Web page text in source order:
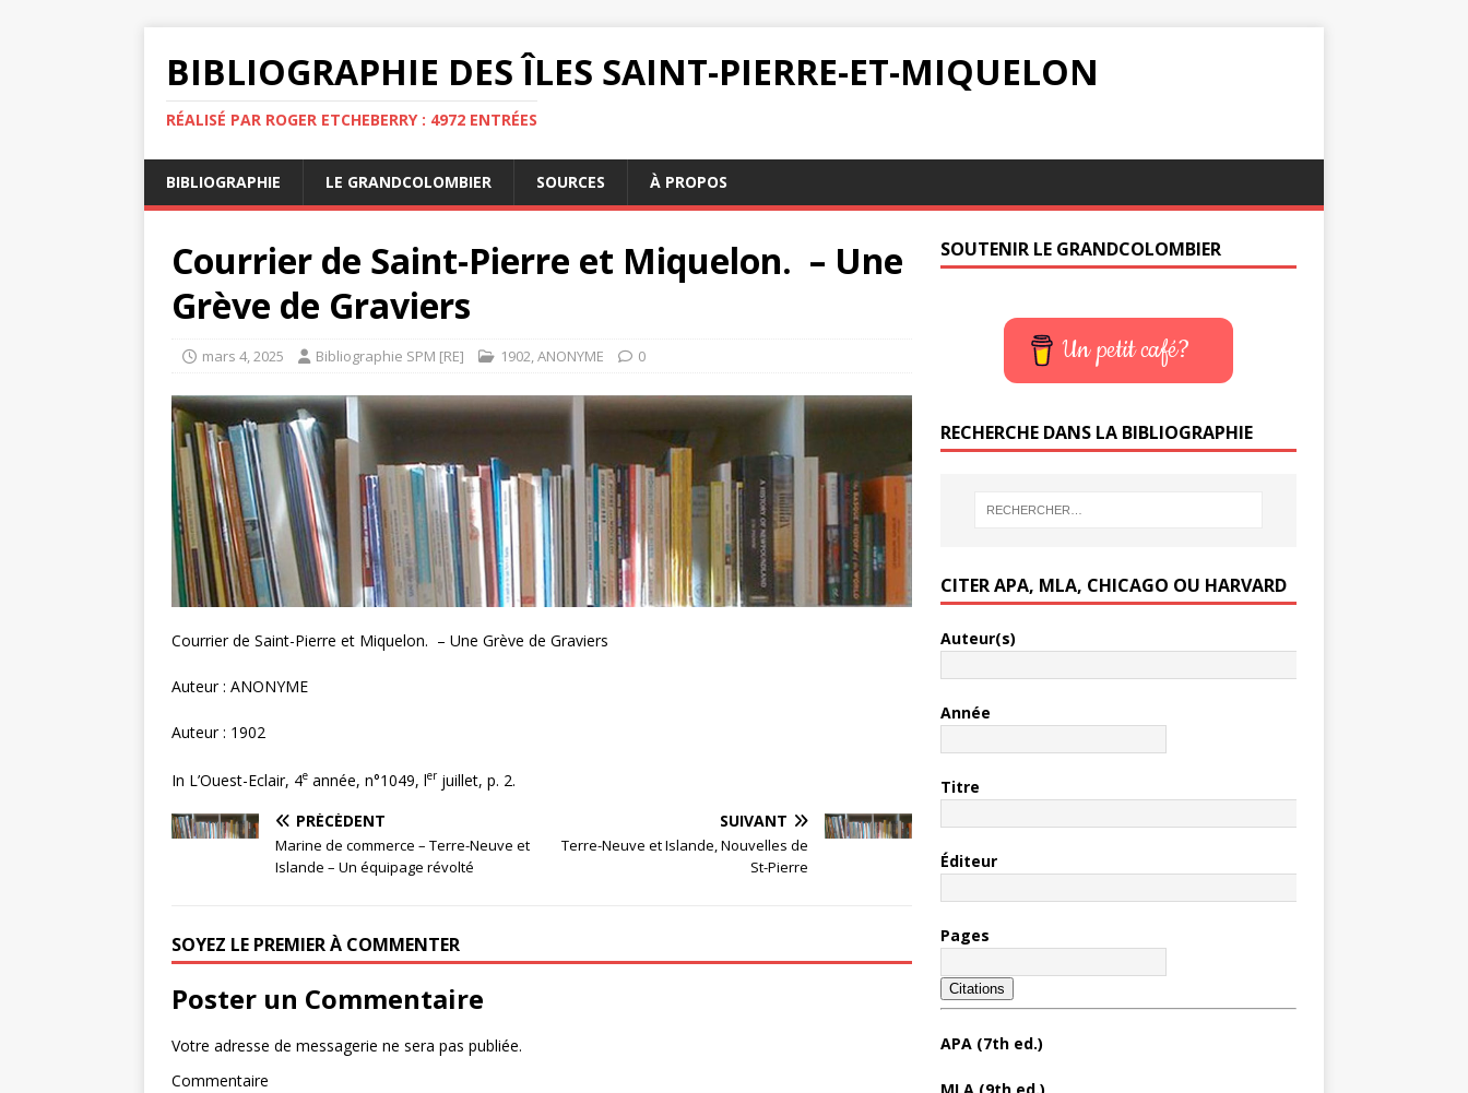
BIBLIOGRAPHIE DES ÎLES SAINT-PIERRE-ET-MIQUELON
RÉALISÉ PAR ROGER ETCHEBERRY : 4972 ENTRÉES
BIBLIOGRAPHIE LE GRANDCOLOMBIER SOURCES À PROPOS
Courrier de Saint-Pierre et Miquelon. – Une
Grève de Graviers
mars 4, 2025 Bibliographie SPM [RE] 1902,ANONYME 0
Courrier de Saint-Pierre et Miquelon. – Une Grève de Graviers
Auteur : ANONYME
Auteur : 1902
In L’Ouest-Eclair, 4e année, n°1049, lerjuillet, p. 2.
PRÉCÉDENT
Marine de commerce – Terre-Neuve et
Islande – Un équipage révolté
SUIVANT
Terre-Neuve et Islande, Nouvelles de
St-Pierre
SOYEZ LE PREMIER À COMMENTER
Poster un Commentaire
Votre adresse de messagerie ne sera pas publiée.
Commentaire
SOUTENIR LE GRANDCOLOMBIER
Un petit café?
RECHERCHE DANS LA BIBLIOGRAPHIE
CITER APA, MLA, CHICAGO OU HARVARD
Auteur(s)
Année
Titre
Éditeur
Pages
Citations
APA (7th ed.)
MLA (9th ed.)